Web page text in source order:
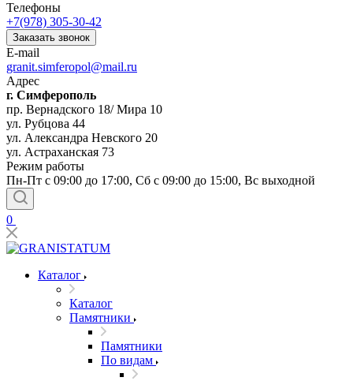
Телефоны
+7(978) 305-30-42
Заказать звонок
E-mail
granit.simferopol@mail.ru
Адрес
г. Симферополь
пр. Вернадского 18/ Мира 10
ул. Рубцова 44
ул. Александра Невского 20
ул. Астраханская 73
Режим работы
Пн-Пт с 09:00 до 17:00, Сб с 09:00 до 15:00, Вс выходной
0
Каталог
Каталог
Памятники
Памятники
По видам